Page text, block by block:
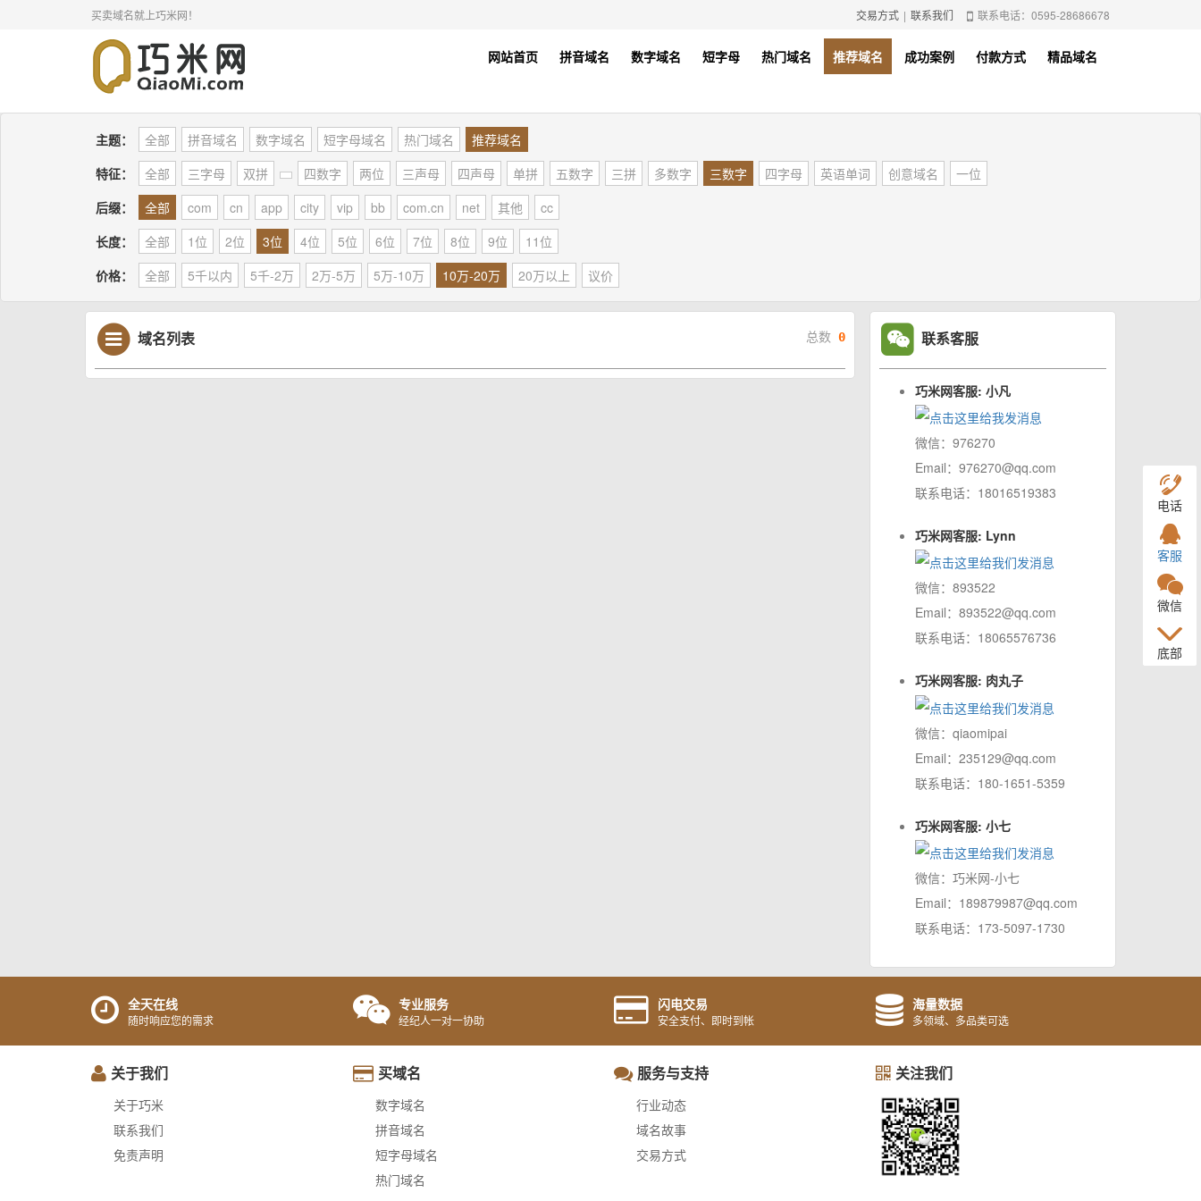
买卖域名就上巧米网！ 联系电话：0595-28686678
交易方式 | 联系我们
网站首页 拼音域名 数字域名 短字母 热门域名 推荐域名 成功案例 付款方式 精品域名
主题： 全部 拼音域名 数字域名 短字母域名 热门域名
推荐域名
特征：
全部 三字母 双拼 四数字 两位 三声母 四声母 单拼 五数字 三拼 多数字 三数字 四字母 英语单词 创意域名
一位
后缀：
全部 com cn app city vip bb com.cn net 其他
cc
长度：
全部 1位 2位 3位 4位 5位 6位 7位 8位 9位
11位
价格：
全部 5千以内 5千-2万 2万-5万 5万-10万 10万-20万 20万以上 议价
域名列表 总数 0 联系客服
巧米网客服: 小凡
微信：976270
Email：976270@qq.com
联系电话：18016519383
巧米网客服: Lynn
微信：893522
Email：893522@qq.com
联系电话：18065576736
巧米网客服: 肉丸子
微信：qiaomipai
Email：235129@qq.com
联系电话：180-1651-5359
巧米网客服: 小七
微信：巧米网-小七
Email：189879987@qq.com
联系电话：173-5097-1730
全天在线
随时响应您的需求
专业服务
经纪人一对一协助
闪电交易
安全支付、即时到帐
海量数据
多领域、多品类可选
关于我们
关于巧米
联系我们
免责声明
买域名
数字域名
拼音域名
短字母域名
热门域名
服务与支持
行业动态
域名故事
交易方式
关注我们
电话
客服
微信
底部